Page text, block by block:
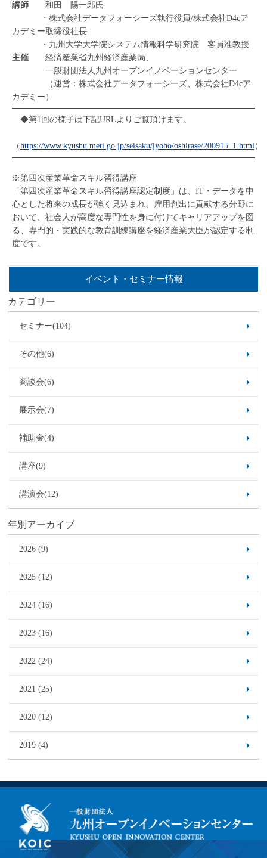
講師 和田 陽一郎氏
・株式会社データフォーシーズ執行役員/株式会社D4cア
カデミー取締役社長
・九州大学大学院システム情報科学研究院 客員准教授
主催 経済産業省九州経済産業局、
一般財団法人九州オープンイノベーションセンター
（運営：株式会社データフォーシーズ、株式会社D4cア
カデミー）
◆第1回の様子は下記URLよりご覧頂けます。
（https://www.kyushu.meti.go.jp/seisaku/jyoho/oshirase/200915_1.html）
※第四次産業革命スキル習得講座
「第四次産業革命スキル習得講座認定制度」は、IT・データを中
心とした将来の成長が強く見込まれ、雇用創出に貢献する分野に
おいて、社会人が高度な専門性を身に付けてキャリアアップを図
る、専門的・実践的な教育訓練講座を経済産業大臣が認定する制
度です。
イベント・セミナー情報
カテゴリー
セミナー(104)
その他(6)
商談会(6)
展示会(7)
補助金(4)
講座(9)
講演会(12)
年別アーカイブ
2026 (9)
2025 (12)
2024 (16)
2023 (16)
2022 (24)
2021 (25)
2020 (12)
2019 (4)